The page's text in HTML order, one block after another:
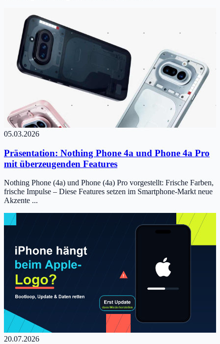
05.03.2026
Präsentation: Nothing Phone 4a und Phone 4a Pro
mit überzeugenden Features
Nothing Phone (4a) und Phone (4a) Pro vorgestellt: Frische Farben,
frische Impulse – Diese Features setzen im Smartphone-Markt neue
Akzente ...
20.07.2026